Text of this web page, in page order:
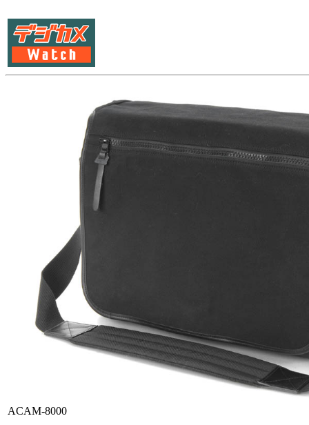
ACAM-8000